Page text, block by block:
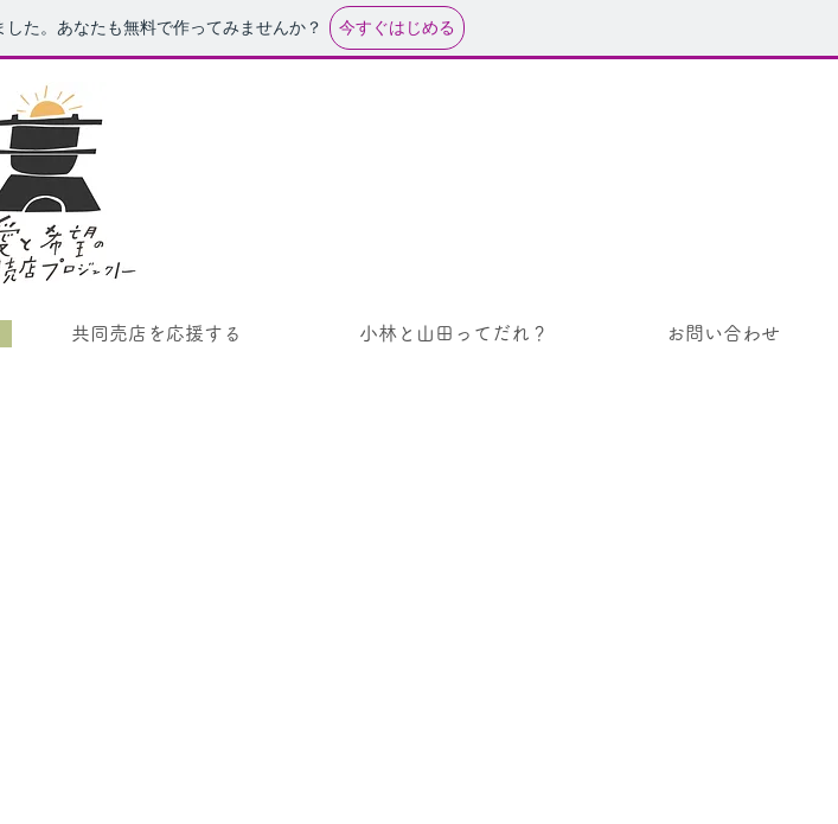
た。あなたも無料で作ってみませんか？ 今すぐはじめる
共同売店を応援する 小林と山田ってだれ？ お問い合わせ